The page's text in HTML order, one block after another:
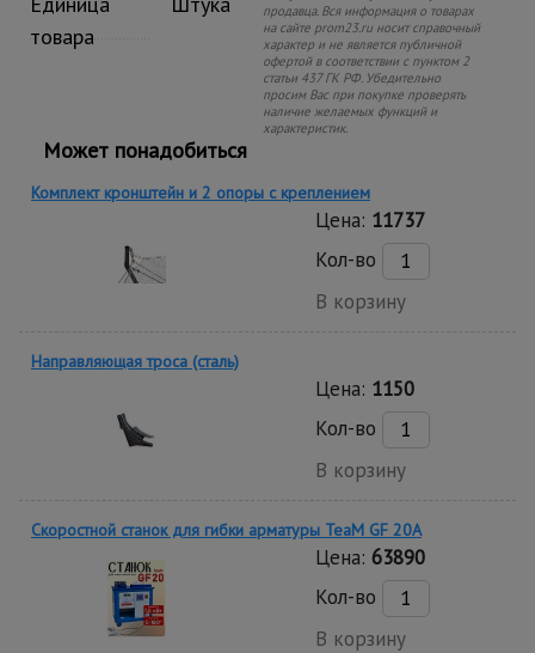
товара
продавца. Вся информация о товарах
на сайте prom23.ru носит справочный
характер и не является публичной
офертой в соответствии с пунктом 2
статьи 437 ГК РФ. Убедительно
просим Вас при покупке проверять
наличие желаемых функций и
характеристик.
Может понадобиться
Комплект кронштейн и 2 опоры с креплением
Цена: 11737
Кол-во
В корзину
Направляющая троса (сталь)
Цена: 1150
Кол-во
В корзину
Скоростной станок для гибки арматуры ТеаМ GF 20A
Цена: 63890
Кол-во
В корзину